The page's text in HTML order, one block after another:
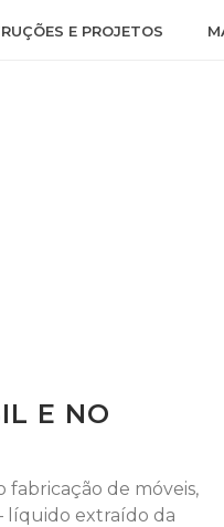
E PROJETOS
E NO
fabricação de móveis,
líquido extraído da